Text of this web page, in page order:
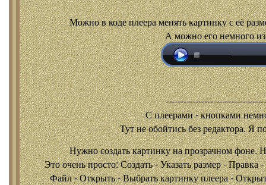
Можно в коде плеера менять картинку с её
А можно его немного
С плеерами - кнопками
Тут не обойтись без редактора. Я
Нужно создать картинку на прозрачном фоне.
Это очень просто: Создать - Указать размер -
Файл - Открыть - Выбрать картинку плеера -